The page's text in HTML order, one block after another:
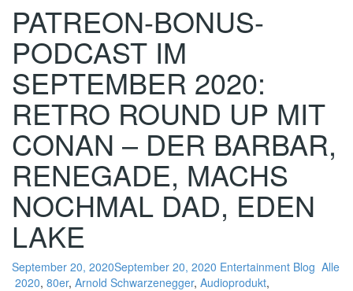
PATREON-BONUS-
PODCAST IM
SEPTEMBER 2020:
RETRO ROUND UP MIT
CONAN – DER BARBAR,
RENEGADE, MACHS
NOCHMAL DAD, EDEN
LAKE
September 20, 2020September 20, 2020 Entertainment Blog Alle
2020, 80er, Arnold Schwarzenegger, Audioprodukt,